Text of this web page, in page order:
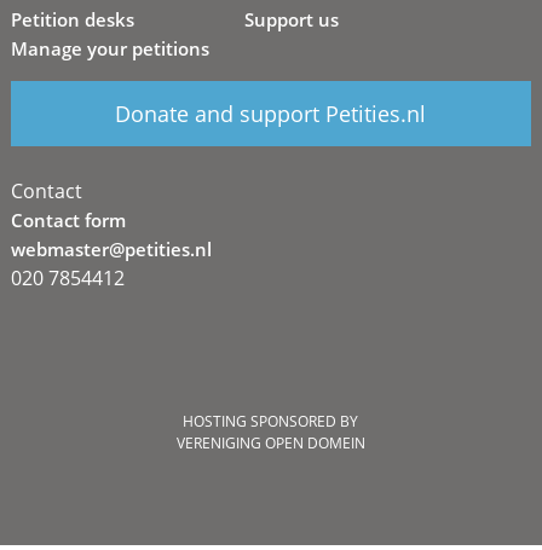
Petition desks
Manage your petitions
Support us
Donate and support Petities.nl
Contact
Contact form
webmaster@petities.nl
020 7854412
HOSTING SPONSORED BY
VERENIGING OPEN DOMEIN